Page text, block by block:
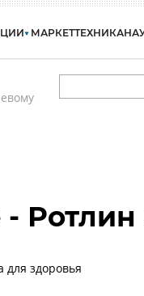
МАРКЕТТЕХНИКА
для здоровья